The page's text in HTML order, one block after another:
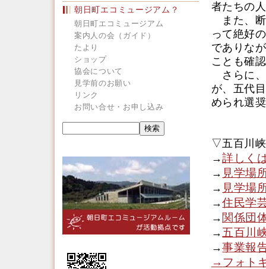
朝日町エコミュージアム？
朝日町エコミュージアム
案内人の会（ガイド）
たより
ショップ
協会について
見学前のお願い
リンク
お問い合せ・お申し込み
者たちの
また、断
って絶好
でありな
ことも確
さらに、
が、五代
められ選
▽五百川
→詳しく
→ 見学場
→ 見学場
→住民学
→ 関係団
→五百川
→事業報
→ フォト